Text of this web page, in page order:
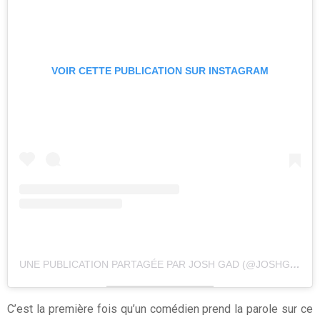
VOIR CETTE PUBLICATION SUR INSTAGRAM
UNE PUBLICATION PARTAGÉE PAR JOSH GAD (@JOSHGAD)
C’est la première fois qu’un comédien prend la parole sur ce